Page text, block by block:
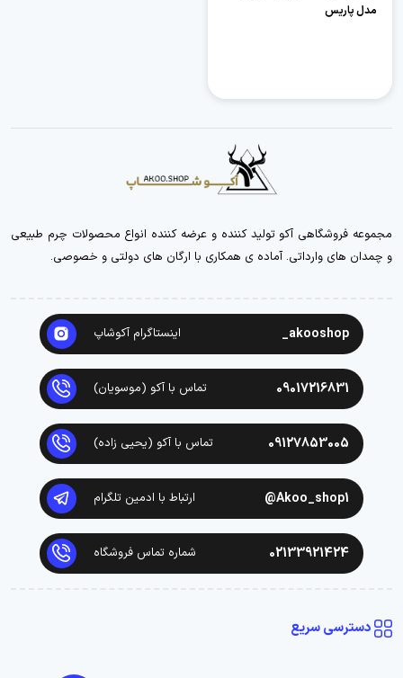
مدل پاریس
مجموعه فروشگاهی آکو تولید کننده و عرضه کننده انواع محصولات چرم طبیعی
و چمدان های وارداتی. آماده ی همکاری با ارگان های دولتی و خصوصی.
akooshop_ اینستاگرام آکوشاپ
09017216831 تماس با آکو (موسویان)
09127853005 تماس با آکو (یحیی زاده)
Akoo_shop1@ ارتباط با ادمین تلگرام
02133921424 شماره تماس فروشگاه
دسترسی سریع